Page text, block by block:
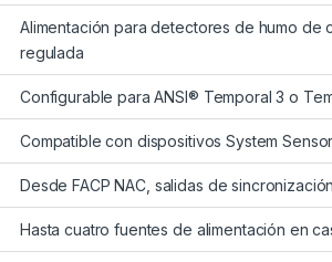
Alimentación para detectores de humo
regulada
Configurable para ANSI® Temporal 3 o
Compatible con dispositivos System
Desde FACP NAC, salidas de
Hasta cuatro fuentes de alimentación en